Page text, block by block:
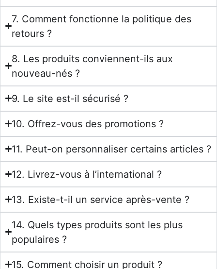
7. Comment fonctionne la politique des
retours ?
8. Les produits conviennent-ils aux
nouveau-nés ?
9. Le site est-il sécurisé ?
10. Offrez-vous des promotions ?
11. Peut-on personnaliser certains articles ?
12. Livrez-vous à l’international ?
13. Existe-t-il un service après-vente ?
14. Quels types produits sont les plus
populaires ?
15. Comment choisir un produit ?